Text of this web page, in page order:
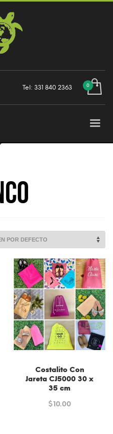
Tel: 331 840 2363
Costalito Con
Jareta CJ5000 30 x
35 cm
$10.00